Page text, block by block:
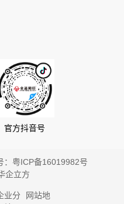
官方抖音号
粤ICP备16019982号
企立方
业分
网站地